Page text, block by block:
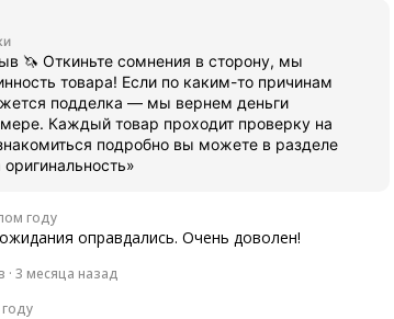
🦄 Откиньте сомнения в сторону, мы
товара! Если по каким-то причинам
подделка — мы вернем деньги
Каждый товар проходит проверку на
подробно вы можете в разделе
году
оправдались. Очень доволен!
· 3 месяца назад